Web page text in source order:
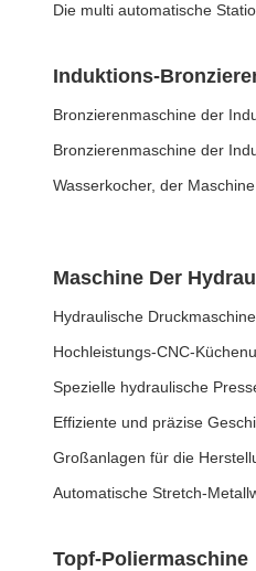
Die multi automatische
Induktions-
Bronzierenmaschine der
Bronzierenmaschine der
Wasserkocher, der
Maschine Der
Hydraulische
Hochleistungs-CNC-
Spezielle hydraulische
Effiziente und präzise
Großanlagen für die
Automatische Stretch-
Topf-Poliermaschine